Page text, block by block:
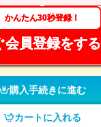
かんたん30秒登録！
会員登録をする
購入手続きに進む
カートに入れる